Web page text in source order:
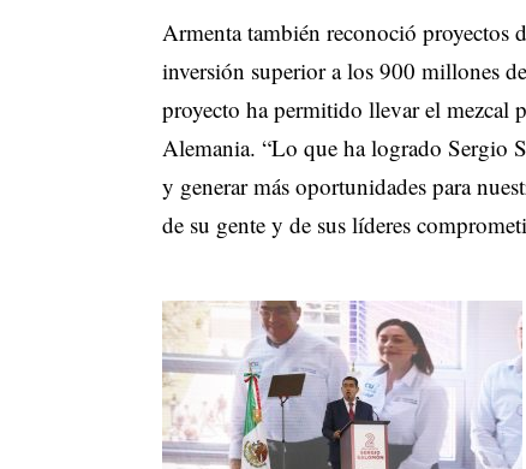
Armenta también reconoció proyectos
inversión superior a los 900 millones
proyecto ha permitido llevar el mezcal
Alemania. “Lo que ha logrado Sergio
y generar más oportunidades para
de su gente y de sus líderes